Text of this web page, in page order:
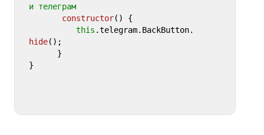
и телеграм
constructor( ) {
this .telegram. BackButton.
hide();
}